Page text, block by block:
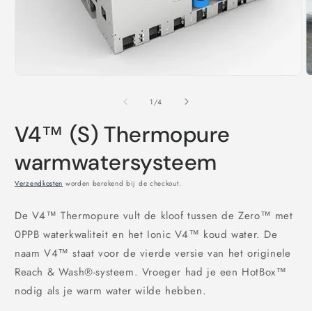
1 /van
4
V4™ (S) Thermopure
warmwatersysteem
Verzendkosten worden berekend bij de checkout.
De V4™ Thermopure vult de kloof tussen de Zero™ met
0PPB waterkwaliteit en het Ionic V4™ koud water. De
naam V4™ staat voor de vierde versie van het originele
Reach & Wash®-systeem. Vroeger had je een HotBox™
nodig als je warm water wilde hebben.